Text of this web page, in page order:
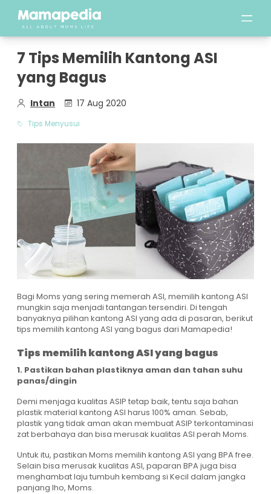
7 Tips Memilih Kantong ASI
yang Bagus
Intan 17 Aug 2020
Tips Menyusui
Bagi Moms yang sering memerah ASI, memilih kantong ASI
mungkin saja menjadi tantangan tersendiri. Di tengah
banyaknya pilihan kantong ASI yang ada di pasaran, berikut
tips memilih kantong ASI yang bagus dari Mamapedia!
Tips memilih kantong ASI yang bagus
1. Pastikan bahan plastiknya aman dan tahan suhu
panas/dingin
Demi menjaga kualitas ASIP tetap baik, tentu saja bahan
plastik material kantong ASI harus 100% aman. Sebab,
plastik yang tidak aman akan membuat ASIP terkontaminasi
zat berbahaya dan bisa merusak kualitas ASI perah Moms.
Untuk itu, pastikan Moms memilih kantong ASI yang BPA free.
Selain bisa merusak kualitas ASI, paparan BPA juga bisa
menghambat laju tumbuh kembang si Kecil dalam jangka
panjang lho, Moms.